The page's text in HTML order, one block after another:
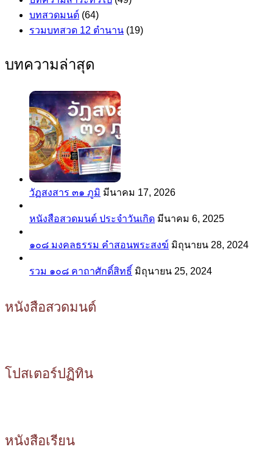
บทสวดมนต์ (64)
รวมบทสวด 12 ตำนาน (19)
บทความล่าสุด
วัฏสงสาร ๓๑ ภูมิ มีนาคม 17, 2026
หนังสือสวดมนต์ ประจำวันเกิด มีนาคม 6, 2025
๑๐๘ มงคลธรรม คำสอนพระสงฆ์ มิถุนายน 28, 2024
รวม ๑๐๘ คาถาศักดิ์สิทธิ์ มิถุนายน 25, 2024
หนังสือสวดมนต์
โปสเตอร์ปฏิทิน
หนังสือเรียน